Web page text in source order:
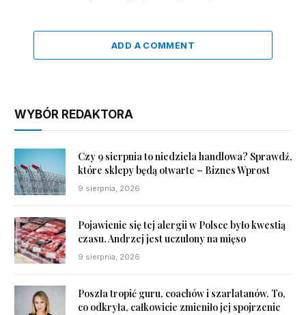
ADD A COMMENT
WYBÓR REDAKTORA
Czy 9 sierpnia to niedziela handlowa? Sprawdź,
które sklepy będą otwarte – Biznes Wprost
9 sierpnia, 2026
Pojawienie się tej alergii w Polsce było kwestią
czasu. Andrzej jest uczulony na mięso
9 sierpnia, 2026
Poszła tropić guru, coachów i szarlatanów. To,
co odkryła, całkowicie zmieniło jej spojrzenie